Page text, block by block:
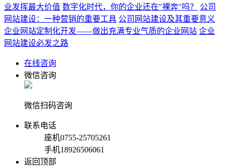
业发挥最大价值 数字化时代，你的企业还在"裸奔"吗？
公司
网站建设：一种营销的重要工具 公司网站建设及其重要意义
企业网站定制化开发——做出充满专业气质的企业网站 企业
网站建设必发之路
在线咨询
微信咨询
微信扫码咨询
联系电话
座机0755-25705261
手机18926506061
返回顶部